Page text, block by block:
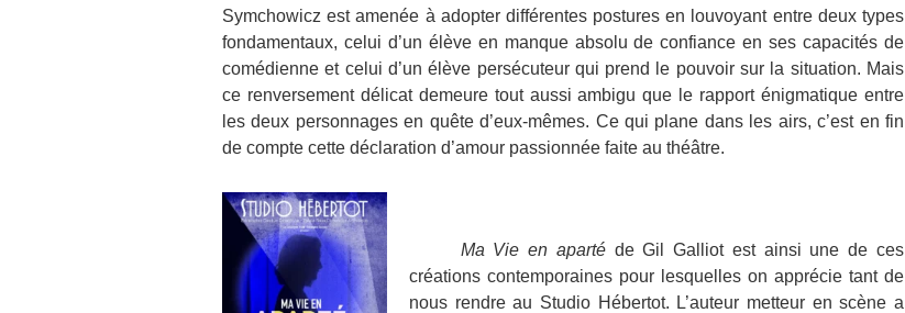
Symchowicz est amenée à adopter différentes postures en louvoyant entre deux types
fondamentaux, celui d’un élève en manque absolu de confiance en ses capacités de
comédienne et celui d’un élève persécuteur qui prend le pouvoir sur la situation. Mais
ce renversement délicat demeure tout aussi ambigu que le rapport énigmatique entre
les deux personnages en quête d’eux-mêmes. Ce qui plane dans les airs, c’est en fin
de compte cette déclaration d’amour passionnée faite au théâtre.
Ma Vie en apartéde Gil Galliot est ainsi une de ces
créations contemporaines pour lesquelles on apprécie tant de
nous rendre au Studio Hébertot. L’auteur metteur en scène a